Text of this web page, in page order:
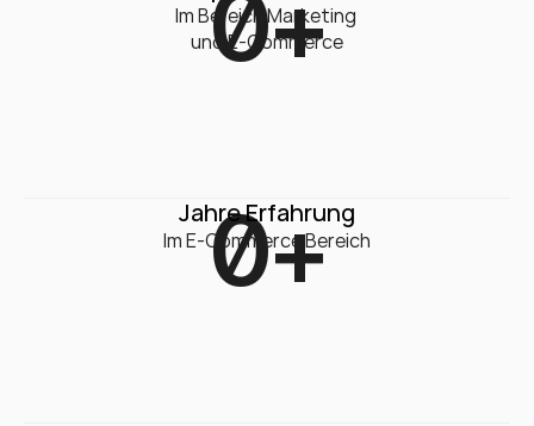
0+
Im Bereich Marketing
und E-Commerce
0+
Jahre Erfahrung
Im E-Commerce Bereich